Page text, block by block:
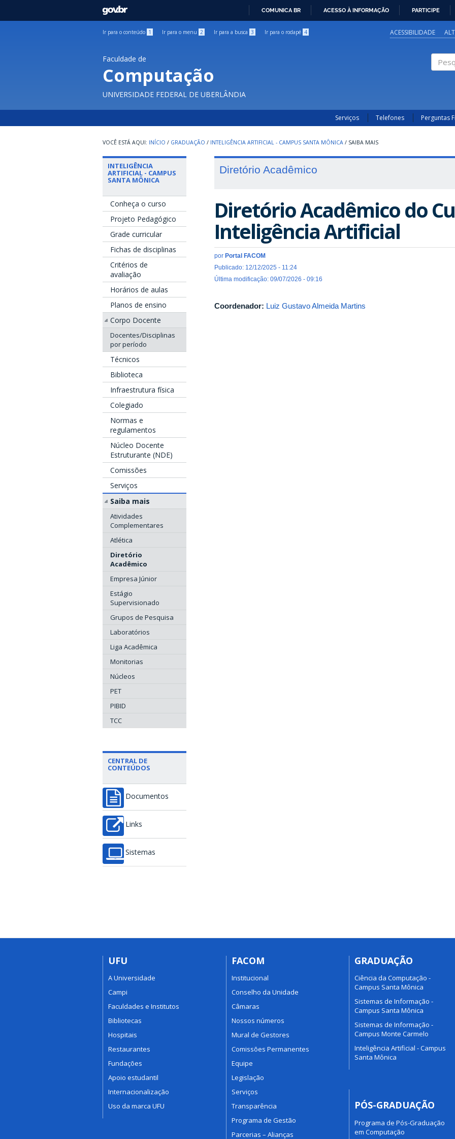
GOVBR
COMUNICA BR ACESSO À INFORMAÇÃO PARTICIPE
Ir para o conteúdo 1 Ir para o menu 2 Ir para a busca 3 Ir para o rodapé 4 ACESSIBILIDADE
Faculdade de
Computação
UNIVERSIDADE FEDERAL DE UBERLÂNDIA
Serviços Telefones Perguntas
INÍCIO / GRADUAÇÃO / INTELIGÊNCIA ARTIFICIAL - CAMPUS SANTA MÔNICA / SAIBA MAIS
INTELIGÊNCIA
ARTIFICIAL - CAMPUS
SANTA MÔNICA
Conheça o curso
Projeto Pedagógico
Grade curricular
Fichas de disciplinas
Critérios de
avaliação
Horários de aulas
Planos de ensino
Corpo Docente
Docentes/Disciplinas
por período
Técnicos
Biblioteca
Infraestrutura física
Colegiado
Normas e
regulamentos
Núcleo Docente
Estruturante (NDE)
Comissões
Serviços
Saiba mais
Atividades
Complementares
Atlética
Diretório
Acadêmico
Empresa Júnior
Estágio
Supervisionado
Grupos de Pesquisa
Laboratórios
Liga Acadêmica
Monitorias
Núcleos
PET
PIBID
TCC
CENTRAL DE
CONTEÚDOS
Documentos
Links
Sistemas
Diretório Acadêmico
Diretório Acadêmico do
Inteligência Artificial
por Portal FACOM
Publicado: 12/12/2025 - 11:24
Última modificação: 09/07/2026 - 09:16
Coordenador: Luiz Gustavo Almeida Martins
UFU
A Universidade
Campi
Faculdades e Institutos
Bibliotecas
Hospitais
Restaurantes
Fundações
Apoio estudantil
Internacionalização
Uso da marca UFU
FACOM
Institucional
Conselho da Unidade
Câmaras
Nossos números
Mural de Gestores
Comissões Permanentes
Equipe
Legislação
Serviços
Transparência
Programa de Gestão
Parcerias – Alianças
GRADUAÇÃO
Ciência da Computação -
Campus Santa Mônica
Sistemas de Informação -
Campus Santa Mônica
Sistemas de Informação -
Campus Monte Carmelo
Inteligência Artificial - Campus
Santa Mônica
PÓS-GRADUAÇÃO
Programa de Pós-Graduação
em Computação